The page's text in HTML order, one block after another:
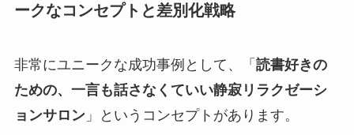
ークなコンセプトと差別化戦略
非常にユニークな成功事例として、「 読書好きの
ための、一言も話さなくていい静寂リラクゼーシ
ョンサロン」というコンセプトがあります。